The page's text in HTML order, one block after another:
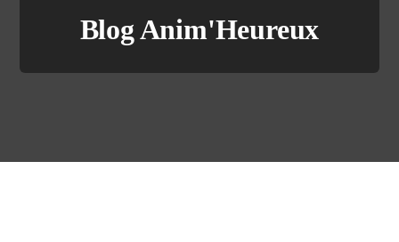
Blog Anim'Heureux